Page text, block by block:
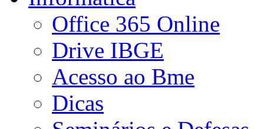
Office 365 Online
Drive IBGE
Acesso ao Bme
Dicas